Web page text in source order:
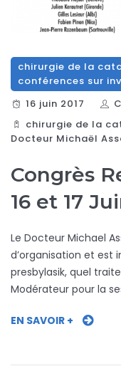
chirurgie de la
conférences sur
16 juin 2017
chirurgie de la
Docteur Michaël
Congrès
16 et 17
Le Docteur Michael
d’organisation et est
presbylasik, quel
Modérateur pour la
EN SAVOIR +